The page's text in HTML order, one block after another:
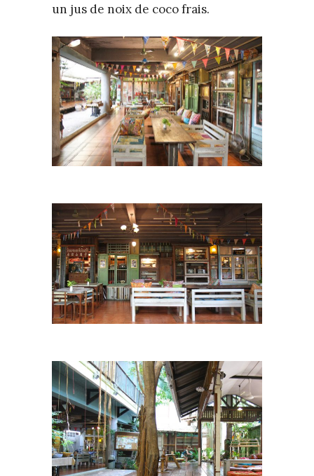
un jus de noix de coco frais.